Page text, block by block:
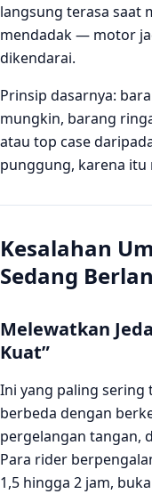
langsung terasa saat
mendadak — motor
dikendarai.
Prinsip dasarnya:
mungkin, barang
atau top case
punggung, karena itu
Kesalahan
Sedang
Melewatkan
Kuat”
Ini yang paling sering
berbeda dengan
pergelangan tangan,
Para rider
1,5 hingga 2 jam,